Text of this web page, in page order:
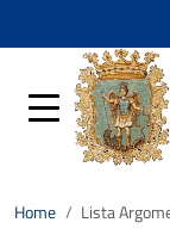
Home / Lista